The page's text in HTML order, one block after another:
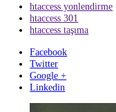
Önbellekleme:
ayarlarını
olur.
CGI Yönlendirme:
(CGI) betiklerini
sunucusunun